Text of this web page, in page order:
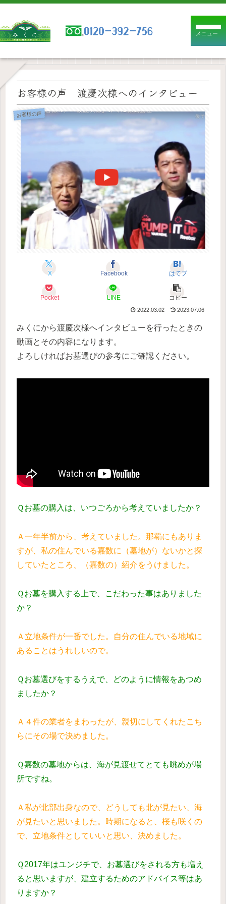
メニュー
お客様の声 渡慶次様へのインタビュー
お客様の声
X Facebook はてブ
Pocket LINE コピー
2022.03.02 2023.07.06
みくにから渡慶次様へインタビューを行ったときの
動画とその内容になります。
よろしければお墓選びの参考にご確認ください。
Ｑお墓の購入は、いつごろから考えていましたか？
Ａ一年半前から、考えていました。那覇にもありま
すが、私の住んでいる嘉数に（墓地が）ないかと探
していたところ、（嘉数の）紹介をうけました。
Ｑお墓を購入する上で、こだわった事はありました
か？
Ａ立地条件が一番でした。自分の住んでいる地域に
あることはうれしいので。
Ｑお墓選びをするうえで、どのように情報をあつめ
ましたか？
Ａ４件の業者をまわったが、親切にしてくれたこち
らにその場で決めました。
Ｑ嘉数の墓地からは、海が見渡せてとても眺めが場
所ですね。
Ａ私が北部出身なので、どうしても北が見たい、海
が見たいと思いました。時期になると、桜も咲くの
で、立地条件としていいと思い、決めました。
Ｑ2017年はユンジチで、お墓選びをされる方も増え
ると思いますが、建立するためのアドバイス等はあ
りますか？